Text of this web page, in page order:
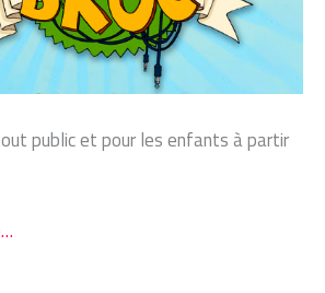
public et pour les enfants à partir